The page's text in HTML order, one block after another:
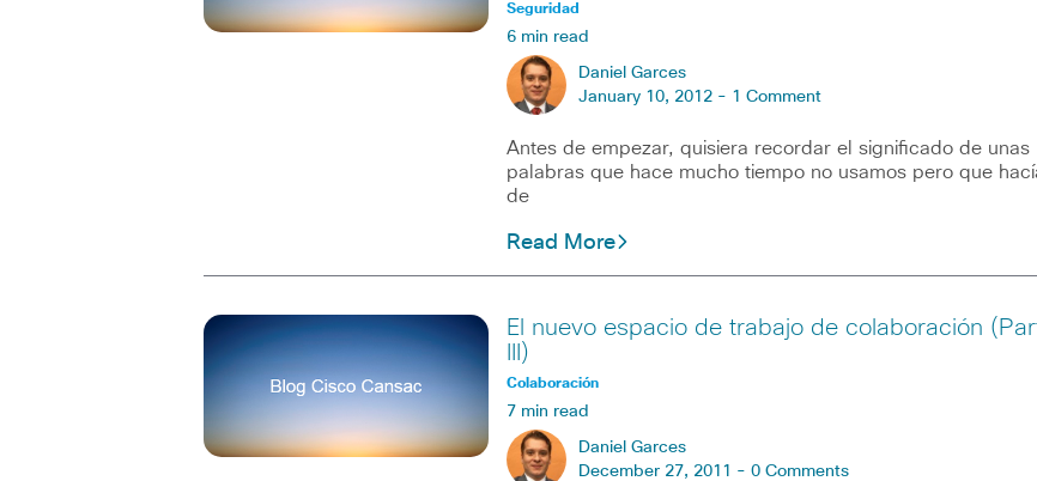
Seguridad
6 min read
Daniel Garces
January 10, 2012 - 1 Comment
Antes de empezar, quisiera recordar el significado de unas
palabras que hace mucho tiempo no usamos pero que
de
Read More
El nuevo espacio de trabajo de colaboración
III)
Colaboración
7 min read
Daniel Garces
December 27, 2011 - 0 Comments